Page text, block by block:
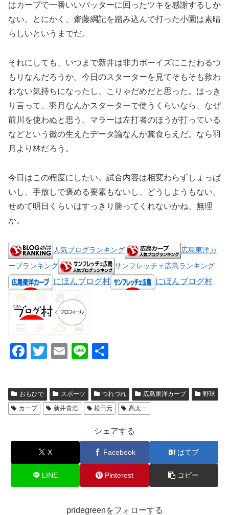
はカープで一番いいバッターに回ったツキを感謝するしか
ない。とにかく、齋藤綱記を踏み込んで打った小園は素晴
らしいというまでだ。
それにしても、いつまで新井は非力ボーイズにこだわるつ
もりなんだろうか。今日のスターターを見てそもそも救わ
れない気持ちになったし、こりゃだめだと思った。はっき
り言って、羽月なんかスターターで使うくらいなら、なぜ
前川を使わぬと思う。マラーは左打者のほうが打っている
などという黴の生えたデータ論なんか糞食らえだ。なら羽
月より林だろう。
今日はこの程度にしたい。試合内容は相変わらずしょっぱ
いし、手放しで褒める要素もないし、どうしようもない。
せめて明日くらいはすっきり勝ってくれないかね、無理
か。
人気ブログランキング
広島東洋カ
ープランキング
サンフレッチェ広島ランキング
にほんブログ村 にほんブログ村
F
c
e
b
k
T
tt
er
E
ail
Li
e
おもひで スポーツ つれづれ 広島東洋カープ
野球
カープ
新井貴浩 松田元 髙太一
シェアする
X Facebook はてブ
LINE Pinterest コピー
pridegreenをフォローする